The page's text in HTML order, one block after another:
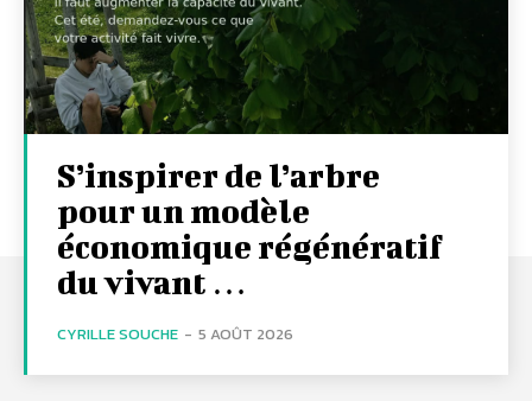
S’inspirer de l’arbre
pour un modèle
économique régénératif
du vivant …
CYRILLE SOUCHE - 5 AOÛT 2026